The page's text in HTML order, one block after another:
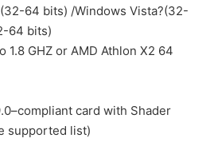
64 bits) /Windows Vista?(32-
64 bits)
1.8 GHZ or AMD Athlon X2 64
card with Shader
supported list)